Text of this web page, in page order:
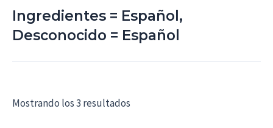
Ingredientes = Español,
Desconocido = Español
Mostrando los 3 resultados